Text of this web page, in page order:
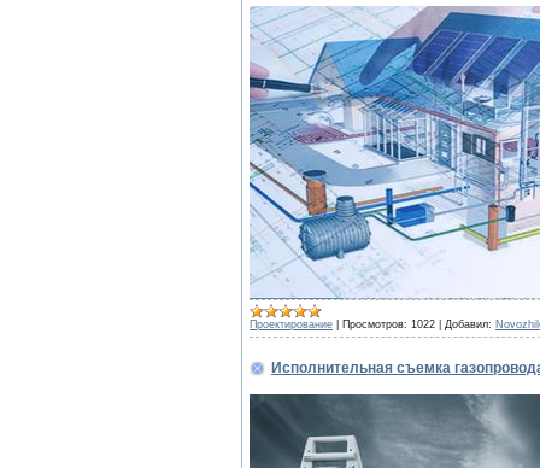
Проектирование Просмотров: 1022 Добавил:
Исполнительная съемка